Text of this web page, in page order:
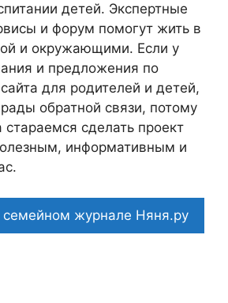
детей. Экспертные
и форум помогут жить в
и окружающими. Если у
и предложения по
для родителей и детей,
обратной связи, потому
стараемся сделать проект
информативным и
семейном журнале Няня.ру